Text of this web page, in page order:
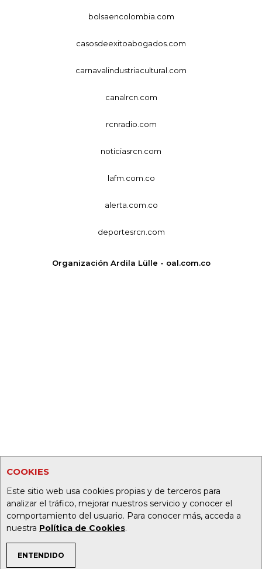
COOKIES
Este sitio web usa cookies propias y de terceros para
analizar el tráfico, mejorar nuestros servicio y conocer el
comportamiento del usuario. Para conocer más, acceda a
nuestra Política de Cookies.
ENTENDIDO
TEMAS DE INTERÉS
bolsaencolombia.com
casosdeexitoabogados.com
carnavalindustriacultural.com
canalrcn.com
rcnradio.com
noticiasrcn.com
lafm.com.co
alerta.com.co
deportesrcn.com
Organización Ardila Lülle - oal.com.co